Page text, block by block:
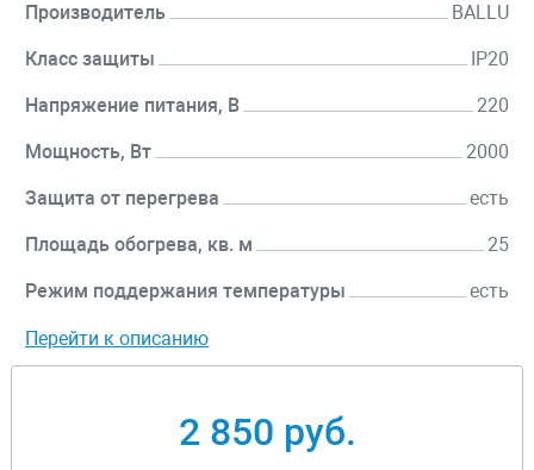
Производитель BALLU
Класс защиты IP20
Напряжение питания, В 220
Мощность, Вт 2000
Защита от перегрева есть
Площадь обогрева, кв. м 25
Режим поддержания температуры есть
Перейти к описанию
2 850 руб.